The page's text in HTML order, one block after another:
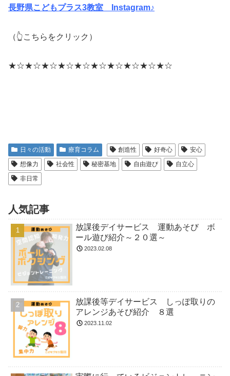
長野県こどもプラス3教室 Instagram♪
（👆こちらをクリック）
★☆★☆★☆★☆★☆★☆★☆★☆★☆★☆
日々の活動 療育コラム 創造性 好奇心
安心
想像力
社会性 秘密基地 自由遊び
自立心
非日常
人気記事
放課後デイサービス 運動あそび ボ
ール遊び紹介～２０選～
2023.02.08
放課後等デイサービス しっぽ取りの
アレンジあそび紹介 ８選
2023.11.02